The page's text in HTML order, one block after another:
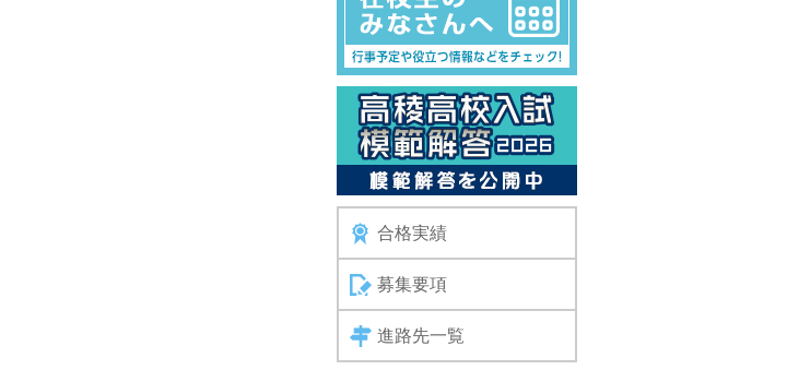
合格実績
募集要項
進路先一覧